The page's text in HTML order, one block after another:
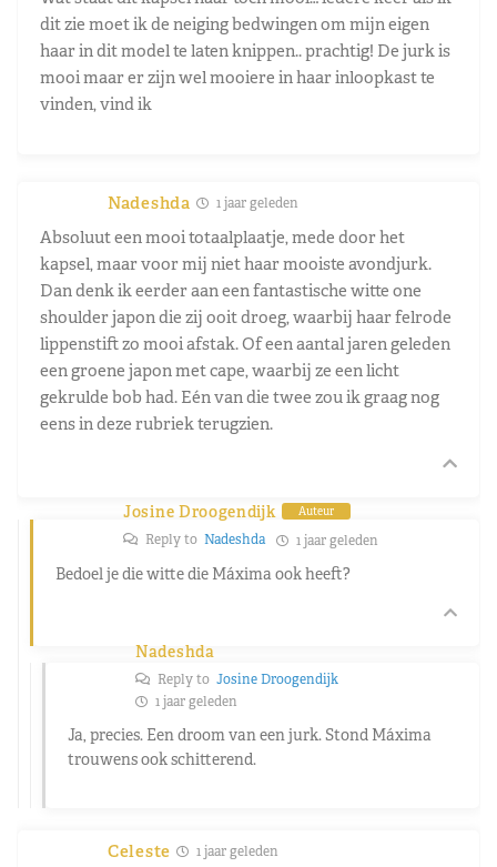
dit zie moet ik de neiging bedwingen om mijn eigen
haar in dit model te laten knippen.. prachtig! De jurk is
mooi maar er zijn wel mooiere in haar inloopkast te
vinden, vind ik
Nadeshda 1 jaar geleden
Absoluut een mooi totaalplaatje, mede door het
kapsel, maar voor mij niet haar mooiste avondjurk.
Dan denk ik eerder aan een fantastische witte one
shoulder japon die zij ooit droeg, waarbij haar felrode
lippenstift zo mooi afstak. Of een aantal jaren geleden
een groene japon met cape, waarbij ze een licht
gekrulde bob had. Eén van die twee zou ik graag nog
eens in deze rubriek terugzien.
Josine Droogendijk Auteur
Reply to Nadeshda 1 jaar geleden
Bedoel je die witte die Máxima ook heeft?
Nadeshda
Reply to Josine Droogendijk
1 jaar geleden
Ja, precies. Een droom van een jurk. Stond Máxima
trouwens ook schitterend.
Celeste 1 jaar geleden